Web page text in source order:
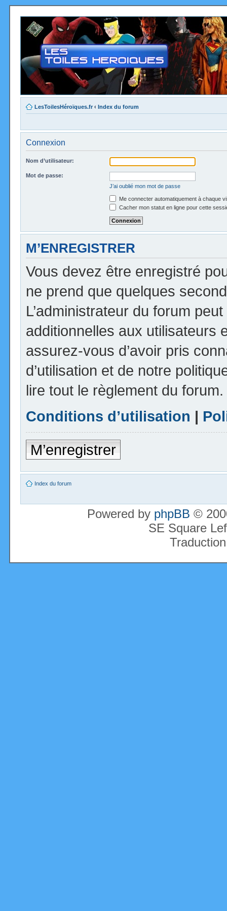
LesToilesHéroïques.fr ‹ Index du forum
Connexion
Nom d’utilisateur:
Mot de passe:
J’ai oublié mon mot de passe
Me connecter automatiquement à chaque
Cacher mon statut en ligne pour cette
M’ENREGISTRER
Vous devez être enregistré
ne prend que quelques
L’administrateur du forum
additionnelles aux utilisateurs
assurez-vous d’avoir pris
d’utilisation et de notre
lire tout le règlement du forum.
Conditions d’utilisation |
M’enregistrer
Index du forum
Powered by phpBB ©
SE Square